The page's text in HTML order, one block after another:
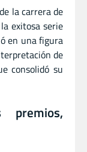
la carrera de
exitosa serie
en una figura
de
consolidó su